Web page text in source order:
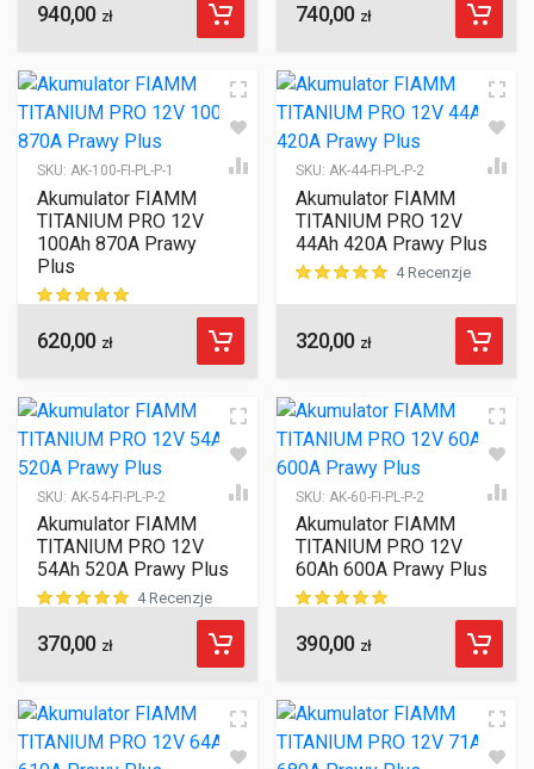
ocen klientów
940,00 zł ocen klientów
740,00 zł
SKU: AK-100-FI-PL-P-1
Akumulator FIAMM
TITANIUM PRO 12V
100Ah 870A Prawy
Plus
ocen klientów
620,00 zł
SKU: AK-44-FI-PL-P-2
Akumulator FIAMM
TITANIUM PRO 12V
44Ah 420A Prawy Plus
4 Recenzje
320,00 zł
SKU: AK-54-FI-PL-P-2
Akumulator FIAMM
TITANIUM PRO 12V
54Ah 520A Prawy Plus
ocen klientów
4 Recenzje
370,00 zł
SKU: AK-60-FI-PL-P-2
Akumulator FIAMM
TITANIUM PRO 12V
60Ah 600A Prawy Plus
ocen klientów
390,00 zł